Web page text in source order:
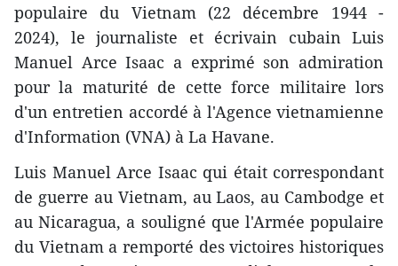
populaire du Vietnam (22 décembre 1944 -
2024), le journaliste et écrivain cubain Luis
Manuel Arce Isaac a exprimé son admiration
pour la maturité de cette force militaire lors
d'un entretien accordé à l'Agence vietnamienne
d'Information (VNA) à La Havane.
Luis Manuel Arce Isaac qui était correspondant
de guerre au Vietnam, au Laos, au Cambodge et
au Nicaragua, a souligné que l'Armée populaire
du Vietnam a remporté des victoires historiques